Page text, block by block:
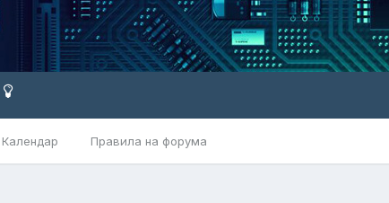
Календар Правила на форума